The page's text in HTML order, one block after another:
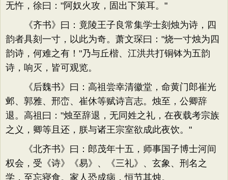
无忤，徐曰："阿奴火攻，固出下策耳。"
《齐书》曰：竟陵王子良常集学士刻烛为诗，四
韵者具刻一寸，以此为奇。萧文琛曰："烧一寸烛为四
韵诗，何难之有！"乃与丘楷、江洪共打铜钵为五韵
诗，响灭，皆可观览。
《后魏书》曰：高祖尝幸清徽堂，命黄门郎崔光
邺、郭雅、邢峦、崔休等赋诗言志。烛至，公卿辞
退。高祖曰："烛至辞退，无同姓之礼，在夜载考宗族
之义，卿等且还，朕与诸王宗室欲成此夜饮。"
《北齐书》曰：郎茂年十五，师事国子博士河间
权会，受《诗》《易》、《三礼》、玄象、刑名之
学，至忘寝食。家人恐成病，恒节其烛。